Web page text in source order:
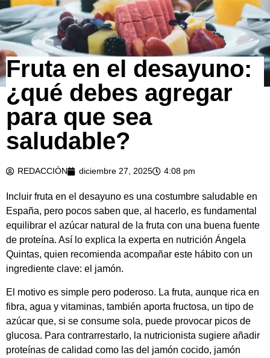
Fruta en el desayuno:
¿qué debes agregar
para que sea
saludable?
REDACCIÓN diciembre 27, 2025 4:08 pm
Incluir fruta en el desayuno es una costumbre saludable en
España, pero pocos saben que, al hacerlo, es fundamental
equilibrar el azúcar natural de la fruta con una buena fuente
de proteína. Así lo explica la experta en nutrición Ángela
Quintas, quien recomienda acompañar este hábito con un
ingrediente clave: el jamón.
El motivo es simple pero poderoso. La fruta, aunque rica en
fibra, agua y vitaminas, también aporta fructosa, un tipo de
azúcar que, si se consume sola, puede provocar picos de
glucosa. Para contrarrestarlo, la nutricionista sugiere añadir
proteínas de calidad como las del jamón cocido, jamón